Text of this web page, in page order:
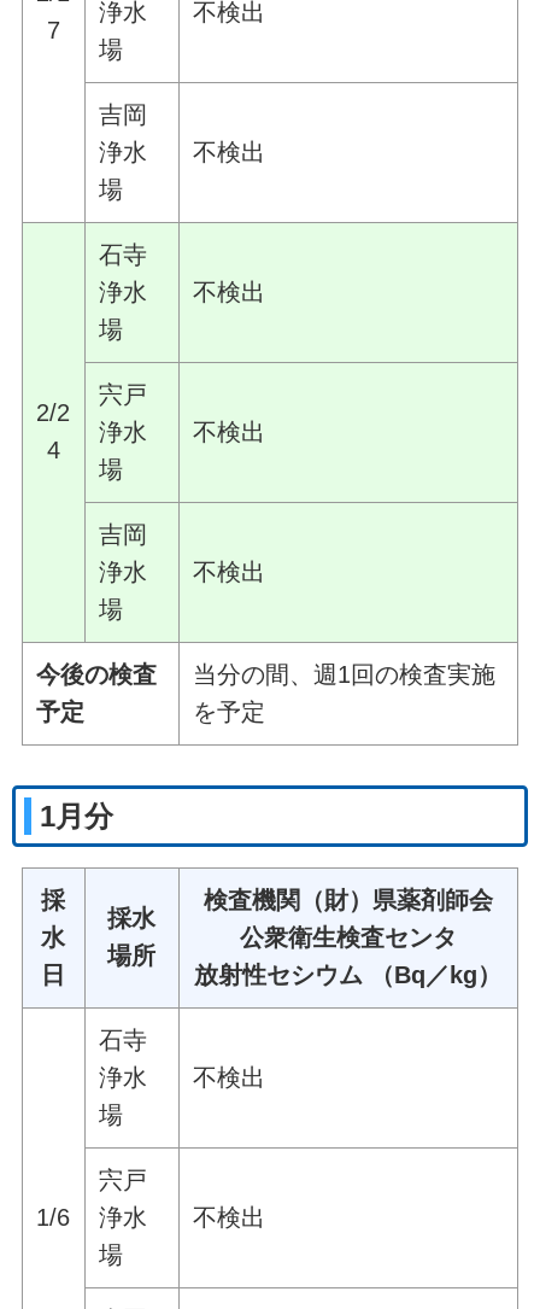
7
浄水
場
不検出
吉岡
浄水
場
不検出
2/2
4
石寺
浄水
場
不検出
宍戸
浄水
場
不検出
吉岡
浄水
場
不検出
今後の検査
予定
当分の間、週1回の検査実施
を予定
1月分
採
水
日
採水
場所
検査機関（財）県薬剤師会
公衆衛生検査センタ
放射性セシウム （Bq／kg）
1/6
石寺
浄水
場
不検出
宍戸
浄水
場
不検出